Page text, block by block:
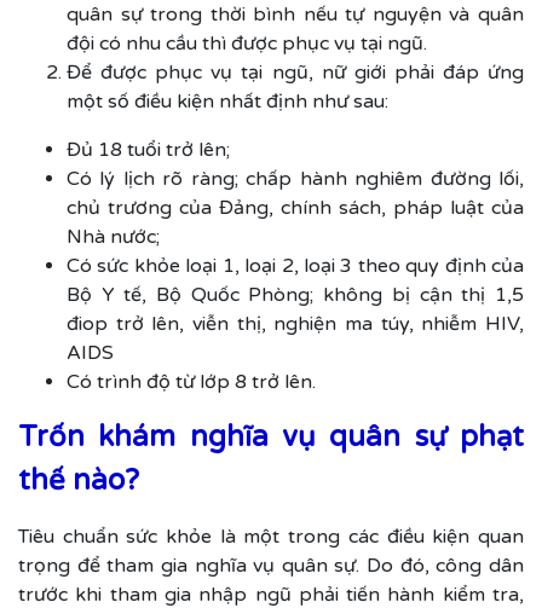
quân sự trong thời bình nếu tự nguyện và quân
đội có nhu cầu thì được phục vụ tại ngũ.
Để được phục vụ tại ngũ, nữ giới phải đáp ứng
một số điều kiện nhất định như sau:
Đủ 18 tuổi trở lên;
Có lý lịch rõ ràng; chấp hành nghiêm đường lối,
chủ trương của Đảng, chính sách, pháp luật của
Nhà nước;
Có sức khỏe loại 1, loại 2, loại 3 theo quy định của
Bộ Y tế, Bộ Quốc Phòng; không bị cận thị 1,5
điop trở lên, viễn thị, nghiện ma túy, nhiễm HIV,
AIDS
Có trình độ từ lớp 8 trở lên.
Trốn khám nghĩa vụ quân sự phạt
thế nào?
Tiêu chuẩn sức khỏe là một trong các điều kiện quan
trọng để tham gia nghĩa vụ quân sự. Do đó, công dân
trước khi tham gia nhập ngũ phải tiến hành kiểm tra,